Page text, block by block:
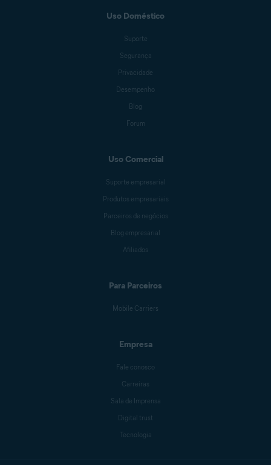
Uso Doméstico
Suporte
Segurança
Privacidade
Desempenho
Blog
Forum
Uso Comercial
Suporte empresarial
Produtos empresariais
Parceiros de negócios
Blog empresarial
Afiliados
Para Parceiros
Mobile Carriers
Empresa
Fale conosco
Carreiras
Sala de Imprensa
Digital trust
Tecnologia